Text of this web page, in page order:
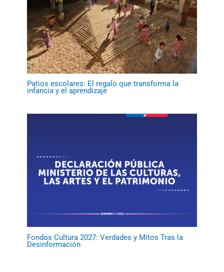
Patios escolares: El regalo que transforma la
infancia y el aprendizaje
Fondos Cultura 2027: Verdades y Mitos Tras la
Desinformación